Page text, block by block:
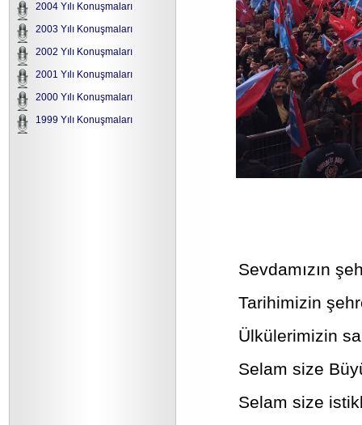
2004 Yılı Konuşmaları
2003 Yılı Konuşmaları
2002 Yılı Konuşmaları
2001 Yılı Konuşmaları
2000 Yılı Konuşmaları
1999 Yılı Konuşmaları
Sevdamızın
Tarihimizin
Ülkülerimizin
Selam size
Selam size